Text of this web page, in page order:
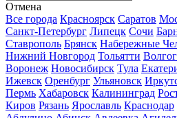
Отмена
Все города Красноярск Саратов
Санкт-Петербург Липецк Сочи
Ставрополь Брянск Набережные
Нижний Новгород Тольятти
Воронеж Новосибирск Тула
Ижевск Оренбург Ульяновск
Пермь Хабаровск Калининград
Киров Рязань Ярославль Краснодар